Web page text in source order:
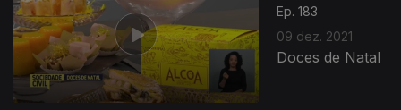
Ep. 183
09 dez. 2021
Doces de Natal